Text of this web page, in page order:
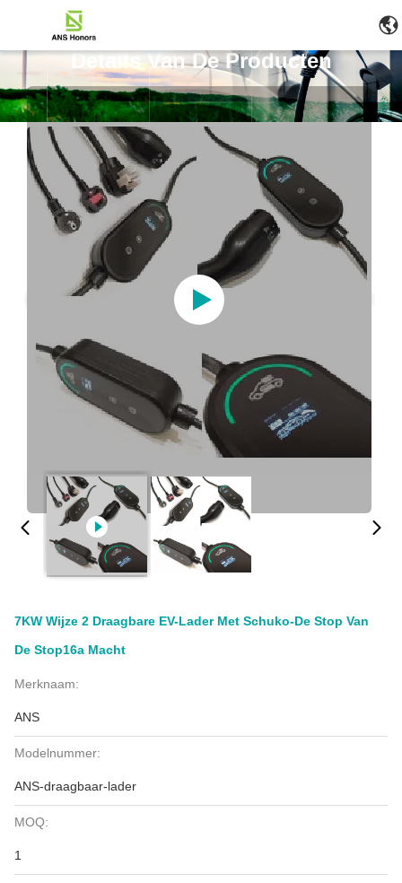
Details Van De Producten
7KW Wijze 2 Draagbare EV-Lader Met Schuko-De Stop Van
De Stop16a Macht
Merknaam:
ANS
Modelnummer:
ANS-draagbaar-lader
MOQ:
1